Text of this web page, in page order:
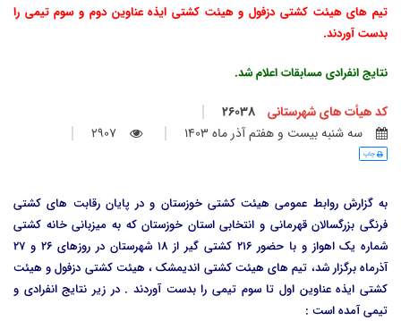
تیم های هیئت کشتی دزفول و هیئت کشتی ایذه عناوین دوم و سوم تیمی را
بدست آوردند.
نتایج انفرادی مسابقات اعلام شد.
کد هیأت های شهرستانی
سه شنبه بيست و هفتم آذر ماه 1403
2907
چاپ
به گزارش روابط عمومی هیئت کشتی خوزستان و در پایان رقابت های کشتی
فرنگی بزرگسالان قهرمانی و انتخابی استان خوزستان که به میزبانی خانه کشتی
شماره یک اهواز و با حضور 216 کشتی گیر از 18 شهرستان در روزهای 26 و 27
آذرماه برگزار شد، تیم های هیئت کشتی اندیمشک ، هیئت کشتی دزفول و هیئت
کشتی ایذه عناوین اول تا سوم تیمی را بدست آوردند . در زیر نتایج انفرادی و
تیمی آمده است :